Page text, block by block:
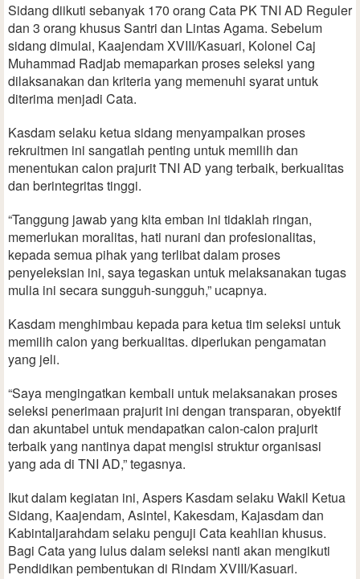
Sidang diikuti sebanyak 170 orang Cata PK TNI AD Reguler
dan 3 orang khusus Santri dan Lintas Agama. Sebelum
sidang dimulai, Kaajendam XVIII/Kasuari, Kolonel Caj
Muhammad Radjab memaparkan proses seleksi yang
dilaksanakan dan kriteria yang memenuhi syarat untuk
diterima menjadi Cata.
Kasdam selaku ketua sidang menyampaikan proses
rekruitmen ini sangatlah penting untuk memilih dan
menentukan calon prajurit TNI AD yang terbaik, berkualitas
dan berintegritas tinggi.
“Tanggung jawab yang kita emban ini tidaklah ringan,
memerlukan moralitas, hati nurani dan profesionalitas,
kepada semua pihak yang terlibat dalam proses
penyeleksian ini, saya tegaskan untuk melaksanakan tugas
mulia ini secara sungguh-sungguh,” ucapnya.
Kasdam menghimbau kepada para ketua tim seleksi untuk
memilih calon yang berkualitas. diperlukan pengamatan
yang jeli.
“Saya mengingatkan kembali untuk melaksanakan proses
seleksi penerimaan prajurit ini dengan transparan, obyektif
dan akuntabel untuk mendapatkan calon-calon prajurit
terbaik yang nantinya dapat mengisi struktur organisasi
yang ada di TNI AD,” tegasnya.
Ikut dalam kegiatan ini, Aspers Kasdam selaku Wakil Ketua
Sidang, Kaajendam, Asintel, Kakesdam, Kajasdam dan
Kabintaljarahdam selaku penguji Cata keahlian khusus.
Bagi Cata yang lulus dalam seleksi nanti akan mengikuti
Pendidikan pembentukan di Rindam XVIII/Kasuari.